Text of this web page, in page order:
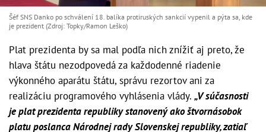
Šéf SNS Danko po schválení 18. balíka protiruských sankcií vypenil a pýta sa, kde
je prezident (Zdroj: Topky/Ramon Leško)
Plat prezidenta by sa mal podľa nich znížiť aj preto, že
hlava štátu nezodpovedá za každodenné riadenie
výkonného aparátu štátu, správu rezortov ani za
realizáciu programového vyhlásenia vlády. „V súčasnosti
je plat prezidenta republiky stanovený ako štvornásobok
platu poslanca Národnej rady Slovenskej republiky, zatiaľ